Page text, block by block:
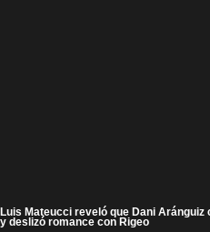
Luis Mateucci reveló que Dani
y deslizó romance con Rigeo